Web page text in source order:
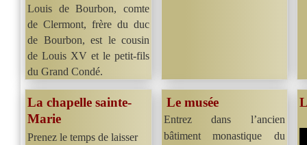
Louis de Bourbon, comte
de Clermont, frère du duc
de Bourbon, est le cousin
de Louis XV et le petit-fils
du Grand Condé.
La chapelle sainte-
Marie
Prenez le temps de laisser
Le musée
Entrez dans l’ancien
bâtiment monastique du